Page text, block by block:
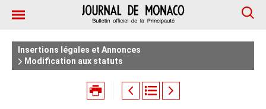
Insertions légales et Annonces
Modification aux statuts